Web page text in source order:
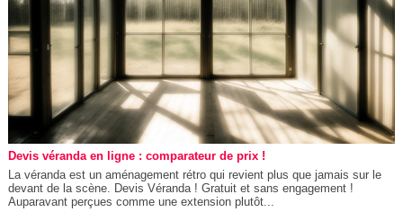
Devis véranda en ligne : comparateur de prix !
La véranda est un aménagement rétro qui revient plus que jamais sur le
devant de la scène. Devis Véranda ! Gratuit et sans engagement !
Auparavant perçues comme une extension plutôt...